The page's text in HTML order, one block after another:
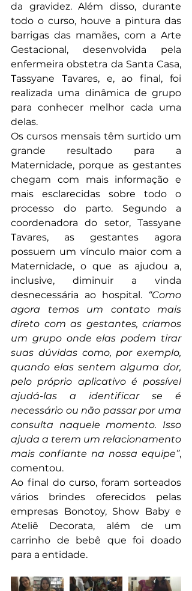
da gravidez. Além disso, durante
todo o curso, houve a pintura das
barrigas das mamães, com a Arte
Gestacional, desenvolvida pela
enfermeira obstetra da Santa Casa,
Tassyane Tavares, e, ao final, foi
realizada uma dinâmica de grupo
para conhecer melhor cada uma
delas.
Os cursos mensais têm surtido um
grande resultado para a
Maternidade, porque as gestantes
chegam com mais informação e
mais esclarecidas sobre todo o
processo do parto. Segundo a
coordenadora do setor, Tassyane
Tavares, as gestantes agora
possuem um vínculo maior com a
Maternidade, o que as ajudou a,
inclusive, diminuir a vinda
desnecessária ao hospital. “Como
agora temos um contato mais
direto com as gestantes, criamos
um grupo onde elas podem tirar
suas dúvidas como, por exemplo,
quando elas sentem alguma dor,
pelo próprio aplicativo é possível
ajudá-las a identificar se é
necessário ou não passar por uma
consulta naquele momento. Isso
ajuda a terem um relacionamento
mais confiante na nossa equipe”,
comentou.
Ao final do curso, foram sorteados
vários brindes oferecidos pelas
empresas Bonotoy, Show Baby e
Ateliê Decorata, além de um
carrinho de bebê que foi doado
para a entidade.